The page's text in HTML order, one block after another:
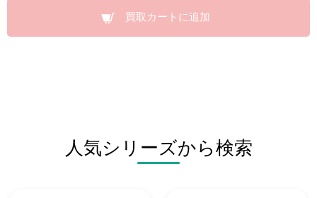
買取カートに追加
人気シリーズから検索